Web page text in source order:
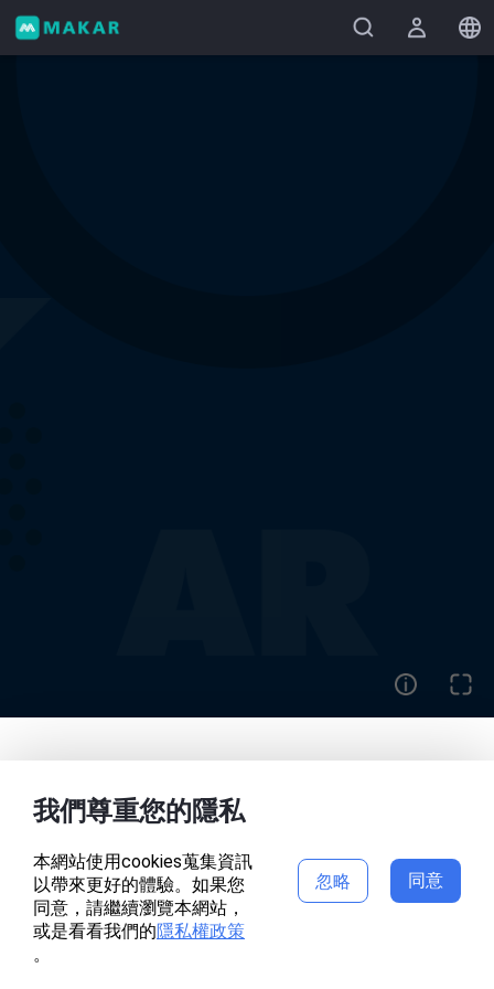
首頁 作品
專案頁面錯誤
我們尊重您的隱私
本網站使用cookies蒐集資訊
以帶來更好的體驗。如果您
同意，請繼續瀏覽本網站，
或是看看我們的隱私權政策
。
忽略 同意